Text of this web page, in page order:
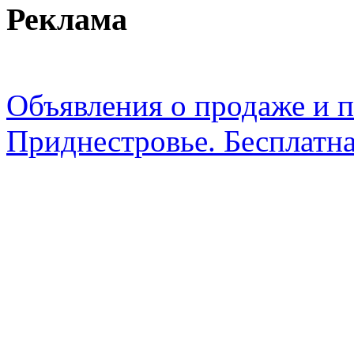
Реклама
Объявления о продаже и
Приднестровье.